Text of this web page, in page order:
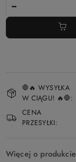
i
dostawa
🛑🔥 WYSYŁKA
W CIĄGU! 🔥🛑:
CENA
PRZESYŁKI:
Więcej o produkcie